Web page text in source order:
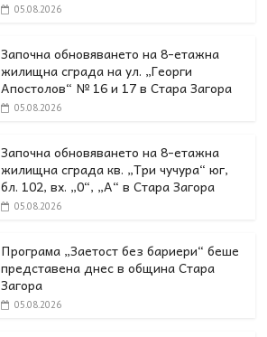
05.08.2026
Започна обновяването на 8-етажна
жилищна сграда на ул. „Георги
Апостолов“ № 16 и 17 в Стара Загора
05.08.2026
Започна обновяването на 8-етажна
жилищна сграда кв. „Три чучура“ юг,
бл. 102, вх. „0“, „А“ в Стара Загора
05.08.2026
Програма „Заетост без бариери“ беше
представена днес в oбщина Стара
Загора
05.08.2026